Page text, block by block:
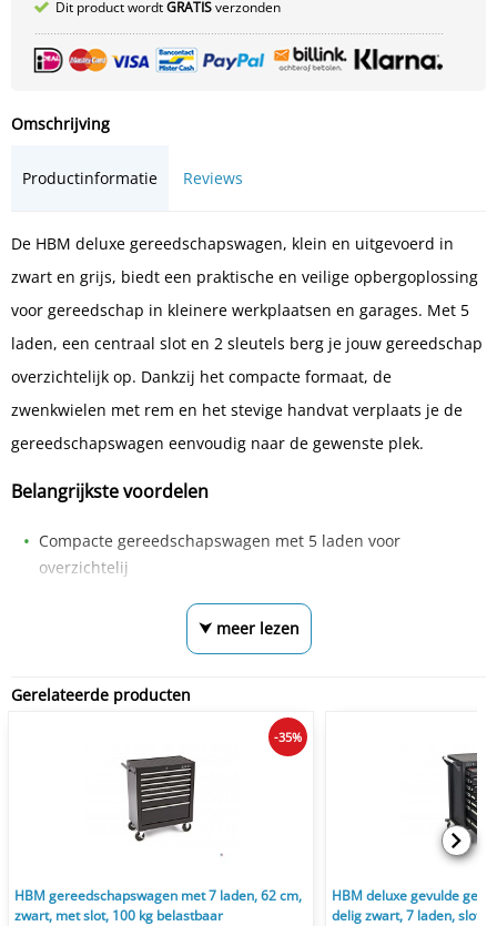
Dit product wordtGRATISverzonden
Omschrijving
Productinformatie Reviews
De HBM deluxe gereedschapswagen, klein en uitgevoerd in
zwart en grijs, biedt een praktische en veilige opbergoplossing
voor gereedschap in kleinere werkplaatsen en garages. Met 5
laden, een centraal slot en 2 sleutels berg je jouw gereedschap
overzichtelijk op. Dankzij het compacte formaat, de
zwenkwielen met rem en het stevige handvat verplaats je de
gereedschapswagen eenvoudig naar de gewenste plek.
Belangrijkste voordelen
Compacte gereedschapswagen met 5 laden voor
overzichtelij
⮟ meer lezen
Gerelateerde producten
HBM gereedschapswagen met 7 laden, 62 cm,
zwart, met slot, 100 kg belastbaar
-35%
HBM deluxe gevulde
delig zwart, 7 laden, slot,